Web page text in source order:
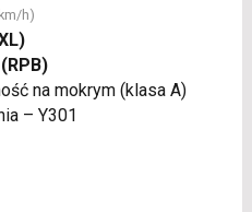
h)
(RPB)
na mokrym (klasa A)
– Y301